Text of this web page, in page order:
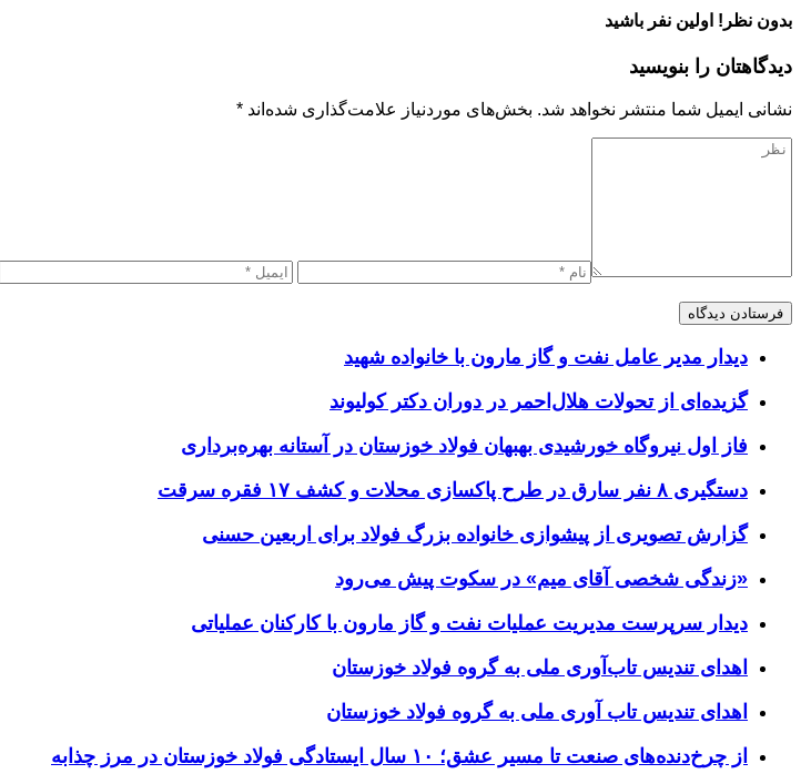
بدون نظر! اولین نفر باشید
دیدگاهتان را بنویسید
نشانی ایمیل شما منتشر نخواهد شد. بخش‌های موردنیاز علامت‌گذاری شده‌اند *
دیدار مدیر عامل نفت و گاز مارون با خانواده شهید
گزیده‌ای از تحولات هلال‌احمر در دوران دکتر کولیوند
فاز اول نیروگاه خورشیدی بهبهان فولاد خوزستان در آستانه بهره‌برداری
دستگیری ۸ نفر سارق در طرح پاکسازی محلات و کشف ۱۷ فقره سرقت
گزارش تصویری از پیشوازی خانواده بزرگ فولاد برای اربعین حسنی
«زندگی شخصی آقای میم» در سکوت پیش می‌رود
دیدار سرپرست مدیریت عملیات نفت و گاز مارون با کارکنان عملیاتی
اهدای تندیس تاب‌آوری ملی به گروه فولاد خوزستان
اهدای تندیس تاب آوری ملی به گروه فولاد خوزستان
از چرخ‌دنده‌های صنعت تا مسیر عشق؛ ۱۰ سال ایستادگی فولاد خوزستان در مرز چذابه